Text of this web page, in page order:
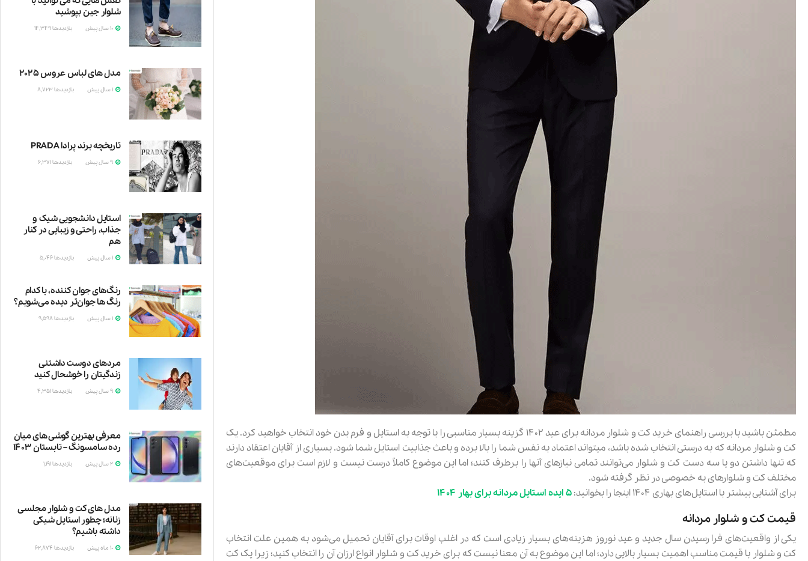
مطمئن باشید با بررسی راهنمای خرید کت و شلوار مردانه برای عید ۱۴۰۲ گزینه بسیار مناسبی را با توجه به استایل و فرم بدن خود انتخاب خواهید کرد. یک
کت و شلوار مردانه که به درستی انتخاب شده باشد، میتواند اعتماد به نفس شما را بالا برده و باعث جذابیت استایل شما شود. بسیاری از آقایان اعتقاد دارند
که تنها داشتن دو یا سه دست کت و شلوار می‌توانند تمامی نیازهای آنها را برطرف کنند؛ اما این موضوع کاملاً درست نیست و لازم است برای موقعیت‌های
مختلف کت و شلوارهای به خصوصی در نظر گرفته شود.
برای آشنایی بیشتر با استایل‌های بهاری ۱۴۰۴ اینجا را بخوانید:
۵ ایده استایل مردانه برای بهار ۱۴۰۴
قیمت کت و شلوار مردانه
یکی از واقعیت‌های فرا رسیدن سال جدید و عید نوروز هزینه‌های بسیار زیادی است که در اغلب اوقات برای آقایان تحمیل می‌شود به همین علت انتخاب
کت و شلوار با قیمت مناسب اهمیت بسیار بالایی دارد؛ اما این موضوع به آن معنا نیست که برای خرید کت و شلوار انواع ارزان آن را انتخاب کنید؛ زیرا یک کت
شلوار جین بپوشید
بازدیدها14,349
مدل های لباس عروس ۲۰۲۵
بازدیدها8,723
تاریخچه برند پرادا PRADA
بازدیدها6,371
استایل دانشجویی شیک و
جذاب، راحتی و زیبایی در کنار
هم
بازدیدها5,046
رنگ‌های جوان کننده، با کدام
رنگ‌ ها جوان‌تر دیده می‌شویم؟
بازدیدها9,598
مردهای دوست داشتنی
زندگیتان را خوشحال کنید
بازدیدها4,351
معرفی بهترین گوشی های میان
رده سامسونگ – تابستان ۱۴۰۳
بازدیدها1,191
مدل های کت و شلوار مجلسی
زنانه؛ چطور استایل شیکی
داشته باشیم؟
بازدیدها 62,874